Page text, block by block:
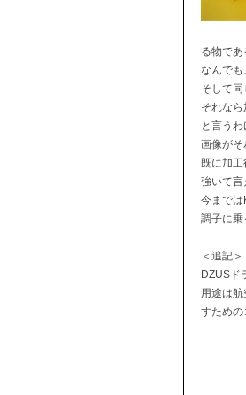
る物であ
なんで
そして
それな
と言うわ
画像がそ
既に加
強いて言
今までは
調子に乗
＜追記＞
DZUSド
用途は
すための